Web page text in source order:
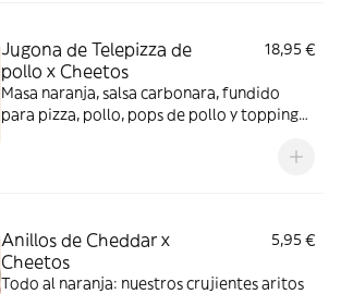
Jugona de Telepizza de
pollo x Cheetos
18,95 €
Masa naranja, salsa carbonara, fundido
para pizza, pollo, pops de pollo y topping
Anillos de Cheddar x
Cheetos
5,95 €
Todo al naranja: nuestros crujientes aritos